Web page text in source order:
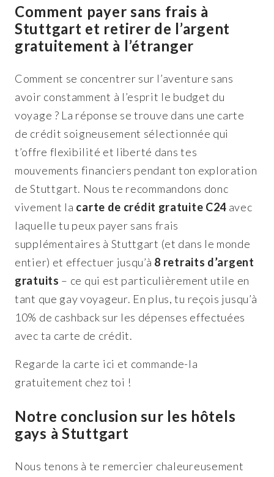
Comment payer sans frais à
Stuttgart et retirer de l’argent
gratuitement à l’étranger
Comment se concentrer sur l’aventure sans
avoir constamment à l’esprit le budget du
voyage ? La réponse se trouve dans une carte
de crédit soigneusement sélectionnée qui
t’offre flexibilité et liberté dans tes
mouvements financiers pendant ton exploration
de Stuttgart. Nous te recommandons donc
vivement la carte de crédit gratuite C24 avec
laquelle tu peux payer sans frais
supplémentaires à Stuttgart (et dans le monde
entier) et effectuer jusqu’à 8 retraits d’argent
gratuits – ce qui est particulièrement utile en
tant que gay voyageur. En plus, tu reçois jusqu’à
10% de cashback sur les dépenses effectuées
avec ta carte de crédit.
Regarde la carte ici et commande-la
gratuitement chez toi !
Notre conclusion sur les hôtels
gays à Stuttgart
Nous tenons à te remercier chaleureusement